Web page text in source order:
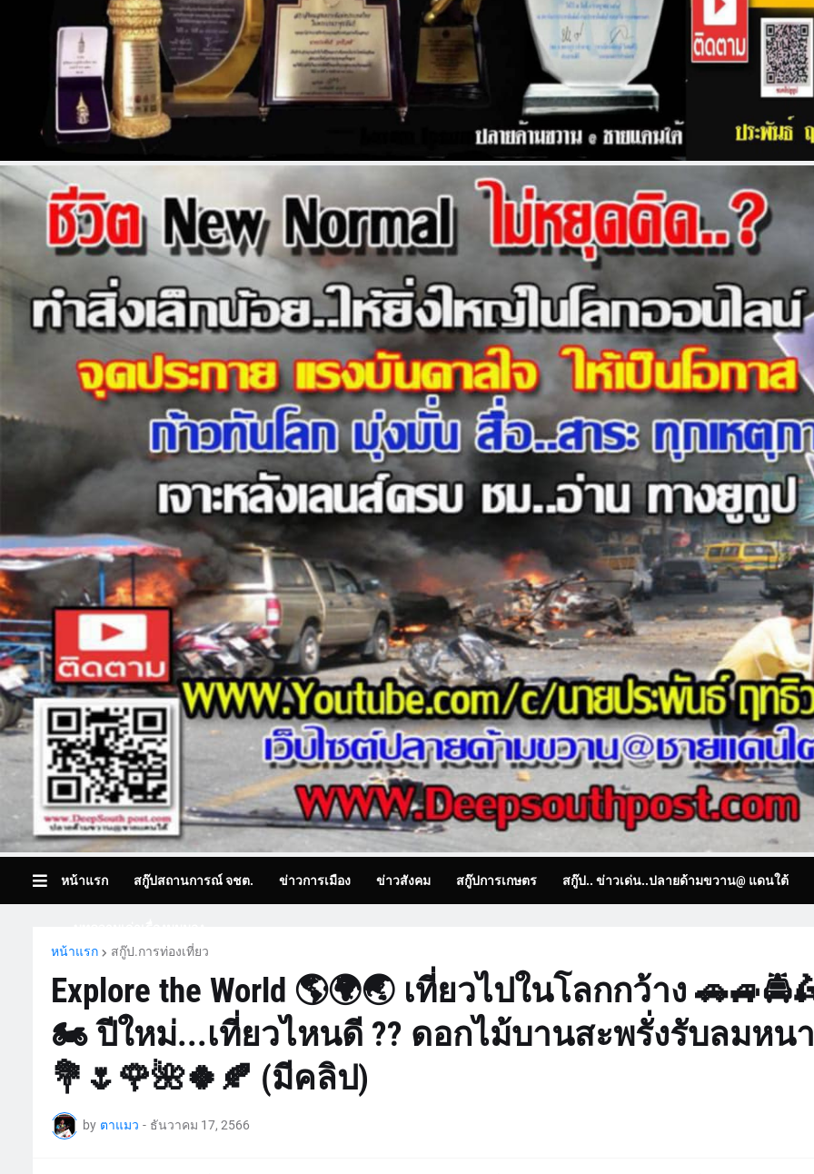
หน้าแรก สกู๊ปสถานการณ์ จชต. ข่าวการเมือง ข่าวสังคม สกู๊ปการเกษตร สกู๊ป.. ข่าวเด่น..ปลายด้ามขวาน@ แดนใต้
หน้าแรก
สกู๊ป.การท่องเที่ยว
Explore the World 🌎🌍🌏 เที่ยวไปในโลกกว้าง
🏍 ปีใหม่...เที่ยวไหนดี ?? ดอกไม้บานสะพรั่งรับลมหน
💐🌷🌹🌺🍀🍂 (มีคลิป)
by ตาแมว - ธันวาคม 17, 2566